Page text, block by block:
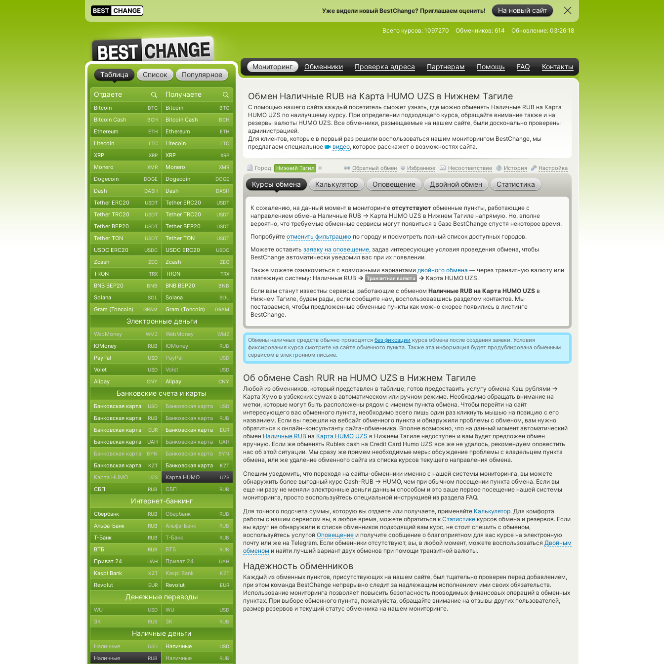
На новый сайт
Уже видели новый BestChange? Приглашаем оценить!
Мониторинг Обменники Проверка адреса Партнерам Помощь FAQ Контакты
Всего курсов: 1097270 Обменников: 614 Обновление: 03:26:18
Обмен Наличные RUB на Карта HUMO UZS в Нижнем Тагиле
С помощью нашего сайта каждый посетитель сможет узнать, где можно обменять Наличные RUB на Карта
HUMO UZS по наилучшему курсу. При определении подходящего курса, обращайте внимание также и на
резервы валюты HUMO UZS. Все обменники, размещаемые на нашем сайте, были досконально проверены
администрацией.
Для клиентов, которые в первый раз решили воспользоваться нашим мониторингом BestChange, мы
предлагаем специальное
видео, которое расскажет о возможностях сайта.
Обратный обмен Избранное Несоответствие История Настройка
Город: Нижний Тагил
Курсы обмена Калькулятор Оповещение Двойной обмен Статистика
К сожалению, на данный момент в мониторинге отсутствуют обменные пункты, работающие с
направлением обмена Наличные RUB → Карта HUMO UZS в Нижнем Тагиле напрямую. Но, вполне
вероятно, что требуемые обменные сервисы могут появиться в базе BestChange спустя некоторое время.
Попробуйте отменить фильтрацию по городу и посмотреть полный список доступных городов.
Можете оставить заявку на оповещение, задав интересующие условия проведения обмена, чтобы
BestChange автоматически уведомил вас при их появлении.
Также можете ознакомиться с возможными вариантами двойного обмена — через транзитную валюту или
платежную систему: Наличные RUB → Транзитная валюта → Карта HUMO UZS.
Если вам станут известны сервисы, работающие с обменом Наличные RUB на Карта HUMO UZS в
Нижнем Тагиле, будем рады, если сообщите нам, воспользовавшись разделом контактов. Мы
постараемся, чтобы предложенные обменные пункты как можно скорее появились в листинге
BestChange.
Обмены наличных средств обычно проводятся без фиксации курса обмена после создания заявки. Условия
фиксирования курса смотрите на сайте обменного пункта. Также эта информация будет продублирована обменным
сервисом в электронном письме.
Об обмене Cash RUR на HUMO UZS в Нижнем Тагиле
Любой из обменников, который представлен в таблице, готов предоставить услугу обмена Кэш рублями →
Карта Хумо в узбекских сумах в автоматическом или ручном режиме. Необходимо обращать внимание на
метки, которые могут быть расположены рядом с именем пункта обмена. Чтобы перейти на сайт
интересующего вас обменного пункта, необходимо всего лишь один раз кликнуть мышью на позицию с его
названием. Если вы перешли на вебсайт обменного пункта и обнаружили проблемы с обменом, вам нужно
обратиться к онлайн-консультанту сайта-обменника. Вполне возможно, что на данный момент автоматический
обмен Наличные RUB на Карта HUMO UZS в Нижнем Тагиле недоступен и вам будет предложен обмен
вручную. Если же обменять Rubles cash на Credit Card Humo UZS все же не удалось, рекомендуем оповестить
нас об этой ситуации. Мы сразу же примем необходимые меры: обсуждение проблемы с владельцем пункта
обмена, или же удаление обменного сайта из списка курсов текущего направления обмена.
Спешим уведомить, что переходя на сайты-обменники именно с нашей системы мониторинга, вы можете
обнаружить более выгодный курс Cash-RUB → HUMO, чем при обычном посещении пункта обмена. Если вы
еще ни разу не меняли электронные деньги данным способом и это ваше первое посещение нашей системы
мониторинга, просто воспользуйтесь специальной инструкцией из раздела FAQ.
Для точного подсчета суммы, которую вы отдаете или получаете, применяйте Калькулятор. Для комфорта
работы с нашим сервисом вы, в любое время, можете обратиться к Статистике курсов обмена и резервов. Если
вы вдруг не обнаружили в списке обменников подходящий вам курс, не стоит спешить с обменом,
воспользуйтесь услугой Оповещение и получите сообщение о благоприятном для вас курсе на электронную
почту или же на Telegram. Если обменники отсутствуют, вы, в любой момент, можете воспользоваться Двойным
обменом и найти лучший вариант двух обменов при помощи транзитной валюты.
Надежность обменников
Каждый из обменных пунктов, присутствующих на нашем сайте, был тщательно проверен перед добавлением,
при этом команда BestChange непрерывно следит за надлежащим исполнением ими своих обязательств.
Использование мониторинга позволяет повысить безопасность проводимых финансовых операций в обменных
пунктах. При выборе обменного пункта, пожалуйста, обращайте внимание на отзывы других пользователей,
размер резервов и текущий статус обменника на нашем мониторинге.
Таблица Список Популярное
Bitcoin BTC Bitcoin BTC
Bitcoin Cash BCH Bitcoin Cash BCH
Ethereum ETH Ethereum ETH
Litecoin LTC Litecoin LTC
XRP XRP XRP XRP
Monero XMR Monero XMR
Dogecoin DOGE Dogecoin DOGE
Dash DASH Dash DASH
Tether ERC20 USDT Tether ERC20 USDT
Tether TRC20 USDT Tether TRC20 USDT
Tether BEP20 USDT Tether BEP20 USDT
Tether TON USDT Tether TON USDT
USDC ERC20 USDC USDC ERC20 USDC
Zcash ZEC Zcash ZEC
TRON TRX TRON TRX
BNB BEP20 BNB BNB BEP20 BNB
Solana SOL Solana SOL
Gram (Toncoin) GRAM Gram (Toncoin) GRAM
Электронные деньги
WebMoney WMZ WebMoney WMZ
ЮMoney RUB ЮMoney RUB
PayPal USD PayPal USD
Volet USD Volet USD
Alipay CNY Alipay CNY
Банковские счета и карты
Банковская карта USD Банковская карта USD
Банковская карта RUB Банковская карта RUB
Банковская карта EUR Банковская карта EUR
Банковская карта UAH Банковская карта UAH
Банковская карта BYN Банковская карта BYN
Банковская карта KZT Банковская карта KZT
Карта HUMO UZS Карта HUMO UZS
СБП RUB СБП RUB
Интернет-банкинг
Сбербанк RUB Сбербанк RUB
Альфа-Банк RUB Альфа-Банк RUB
Т-Банк RUB Т-Банк RUB
ВТБ RUB ВТБ RUB
Приват 24 UAH Приват 24 UAH
Kaspi Bank KZT Kaspi Bank KZT
Revolut EUR Revolut EUR
Денежные переводы
WU USD WU USD
ЗК RUB ЗК RUB
Наличные деньги
Наличные USD Наличные USD
Наличные RUB Наличные RUB